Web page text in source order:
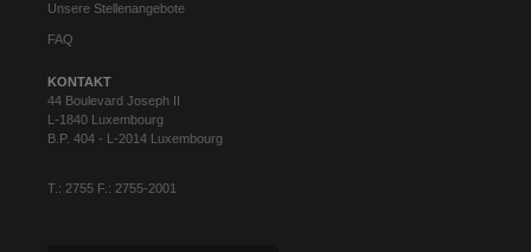
Unsere Stellenangebote
FAQ
KONTAKT
44 Boulevard Joseph II
L-1840 Luxembourg
B.P. 404 - L-2014 Luxembourg
T.: 2755 F.: 2755-2001